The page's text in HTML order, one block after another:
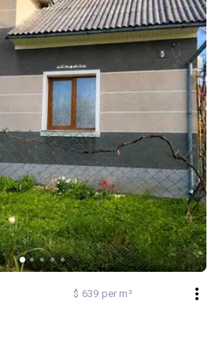
постійного проживання, так і для
розвитку туристичного бізнесу. Велика
розташування та значний потенціал
Санвузол:
Власна котельня. Ремонт: Під
Ні. Комфорт: Балкон, Цоколь,
город, Сауна, баня, Тераса. Комунікації:
Газ, Каналізація септик
$ 639 per m²